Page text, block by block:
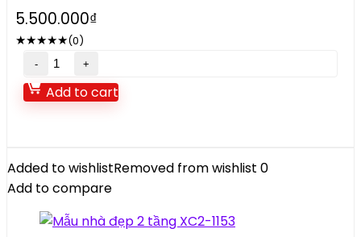
5.500.000₫
★★★★★(0)
Bản
vẽ
nhà
3PN,
2WC
XC2-
Add to cart
Added to wishlistRemoved from wishlist 0
Add to compare